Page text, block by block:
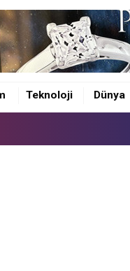
Teknoloji Dünya